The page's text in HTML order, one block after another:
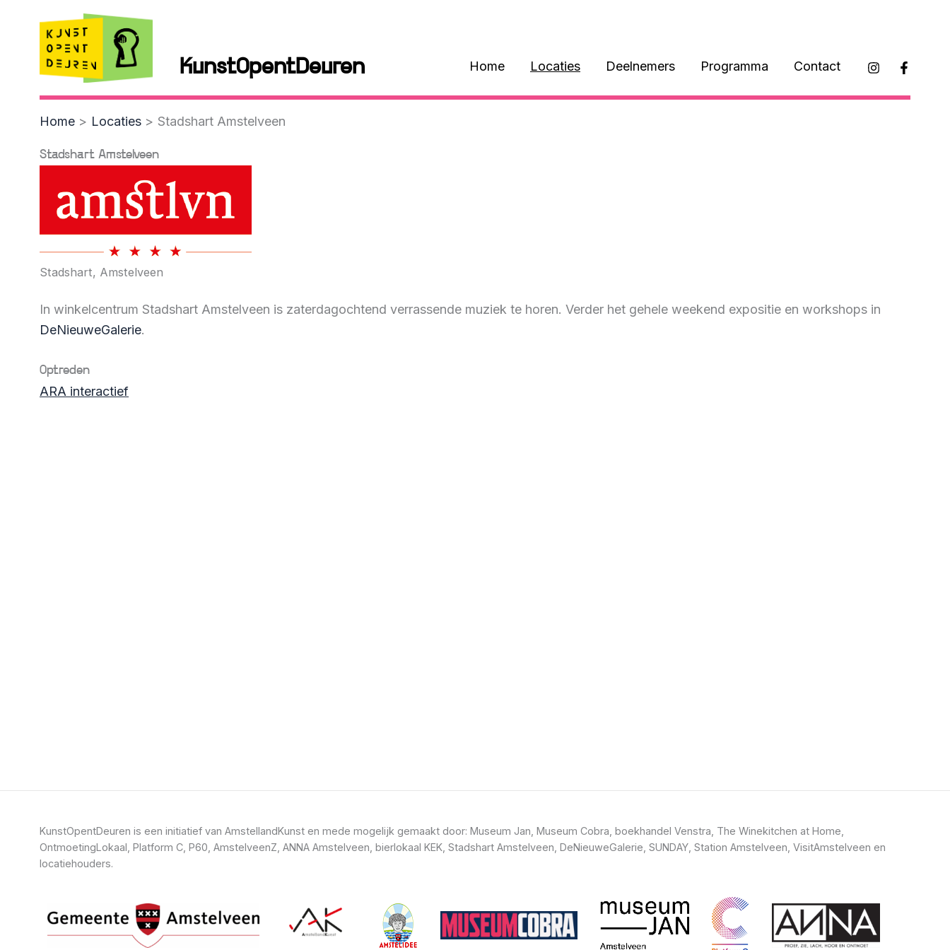
KunstOpentDeuren Home Locaties Deelnemers Programma Contact
Home Locaties Stadshart Amstelveen
Stadshart Amstelveen
Stadshart, Amstelveen
In winkelcentrum Stadshart Amstelveen is zaterdagochtend verrassende muziek te horen. Verder het gehele weekend expositie en workshops in
DeNieuweGalerie.
Optreden
ARA interactief
KunstOpentDeuren is een initiatief van AmstellandKunst en mede mogelijk gemaakt door: Museum Jan, Museum Cobra, boekhandel Venstra, The Winekitchen at Home,
OntmoetingLokaal, Platform C, P60, AmstelveenZ, ANNA Amstelveen, bierlokaal KEK, Stadshart Amstelveen, DeNieuweGalerie, SUNDAY, Station Amstelveen, VisitAmstelveen en
locatiehouders.